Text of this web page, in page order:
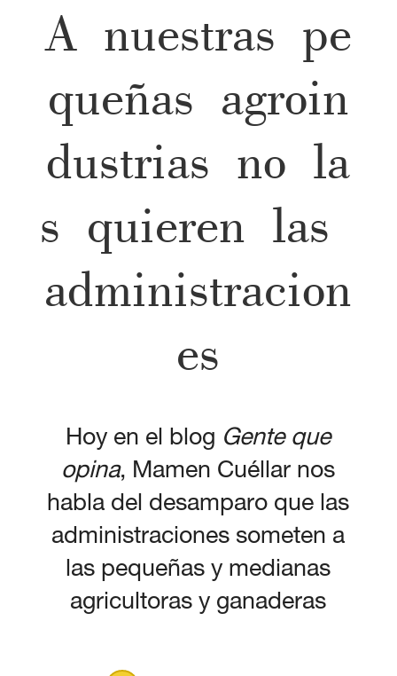
A nuestras pe
queñas agroin
dustrias no la
s quieren las
administracion
es
Hoy en el blog Gente que
opina, Mamen Cuéllar nos
habla del desamparo que las
administraciones someten a
las pequeñas y medianas
agricultoras y ganaderas